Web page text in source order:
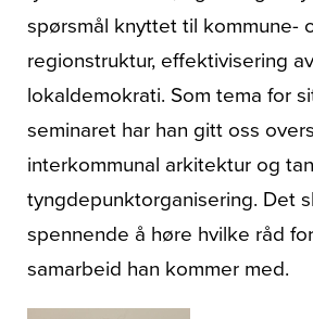
spørsmål knyttet til kommune-
regionstruktur, effektivisering
lokaldemokrati. Som tema for
seminaret har han gitt oss
interkommunal arkitektur og
tyngdepunktorganisering. Det
spennende å høre hvilke råd
samarbeid han kommer med.